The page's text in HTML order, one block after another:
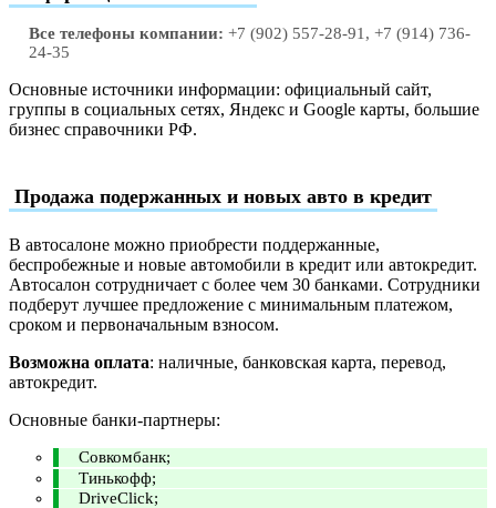
Все телефоны компании: +7 (902) 557-28-91, +7 (914) 736-
24-35
Основные источники информации: официальный сайт,
группы в социальных сетях, Яндекс и Google карты, большие
бизнес справочники РФ.
Продажа подержанных и новых авто в кредит
В автосалоне можно приобрести поддержанные,
беспробежные и новые автомобили в кредит или автокредит.
Автосалон сотрудничает с более чем 30 банками. Сотрудники
подберут лучшее предложение с минимальным платежом,
сроком и первоначальным взносом.
Возможна оплата: наличные, банковская карта, перевод,
автокредит.
Основные банки-партнеры:
Совкомбанк;
Тинькофф;
DriveClick;